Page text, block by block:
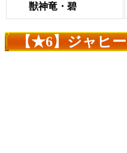
獣神竜・碧
【★6】ジャヒ